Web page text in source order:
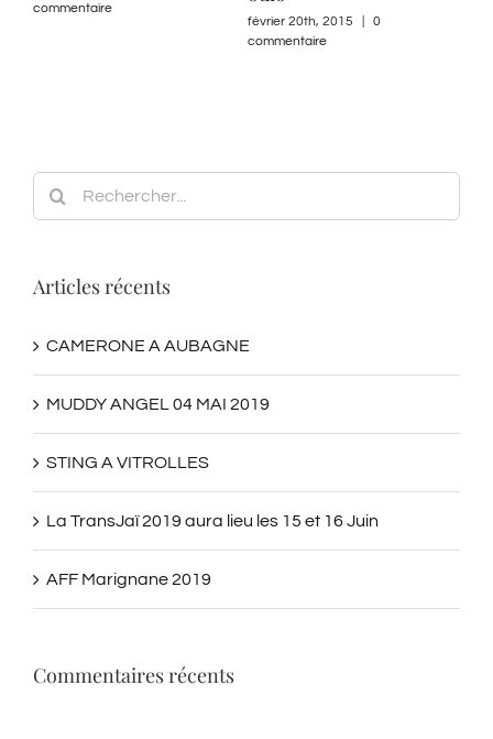
commentaire
MUDDY ANGEL 04 MAI 2019
STING A VITROLLES
La TransJaï 2019 aura lieu les 15 et 16 Juin
AFF Marignane 2019